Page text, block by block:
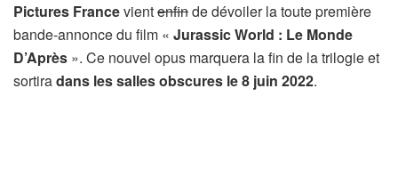
Pictures Francevientenfinde dévoiler la toute première
bande-annonce du film « Jurassic World : Le Monde
D’Après ». Ce nouvel opus marquera la fin de la trilogie et
sortiradans les salles obscures le 8 juin 2022.